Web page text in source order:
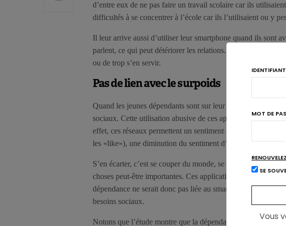
d’entre eux de ne pas faire un travail scolaire car ils
difficultés à se concentrer à l’école car ils l’utilisaient ou y
Il leur arrive aussi d’utiliser leur smartphone quand ils sont
parlent, ce qui peut détériorer les relations. Ils se font aussi
ou de trop s’en servir.
Pas de lien avec le surpoids
Quand les jeunes dépendants sont sur leur smartphone, c’est
sociaux. Cette utilisation abusive de ces applications
effet, ces réseaux permettent un sentiment d’appartenance à
les «like»), une diminution du sentiment d’isolement…
S’en écarter, c’est se couper du monde, se priver
choses peut-être importantes. Ces applications répondent à
dépendance ne serait donc pas liée au smartphone, mais bien
besoins sociaux.
Notons que l’étude montre que la dépendance au
MOT DE
SE
Vous